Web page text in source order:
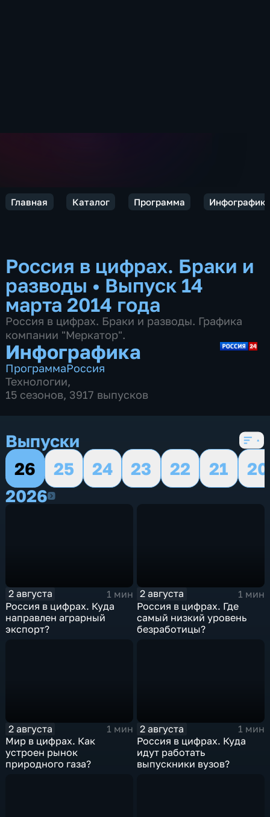
Главная Каталог Программа
Россия в цифрах. Браки и
разводы • Выпуск 14
марта 2014 года
Россия в цифрах. Браки и разводы. Графика
компании "Меркатор".
Инфографика
ПрограммаРоссия
Технологии,
15 сезонов, 3917 выпусков
Выпуски
26
25 24 23 22 21
20
20262026
2 августа
1 мин
Россия в цифрах. Куда
направлен аграрный
экспорт?
2 августа
1 мин
Россия в цифрах. Где
самый низкий уровень
безработицы?
2 августа
1 мин
Мир в цифрах. Как
устроен рынок
природного газа?
2 августа
1 мин
Россия в цифрах. Куда
идут работать
выпускники вузов?